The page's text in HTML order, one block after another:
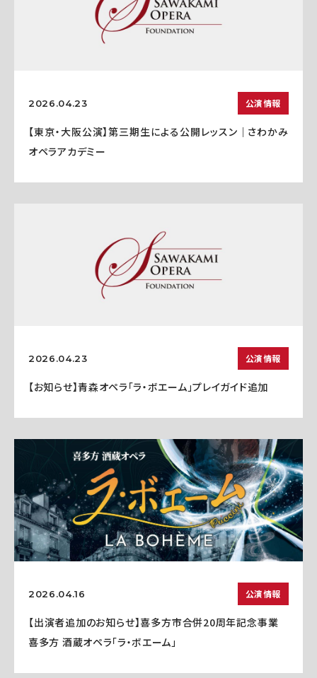
2026.04.23 公演情報
【東京・大阪公演】第三期生による公開レッスン｜さわかみ
オペラアカデミー
2026.04.23 公演情報
【お知らせ】青森オペラ「ラ・ボエーム」プレイガイド追加
2026.04.16 公演情報
【出演者追加のお知らせ】喜多方市合併20周年記念事業
喜多方 酒蔵オペラ「ラ・ボエーム」